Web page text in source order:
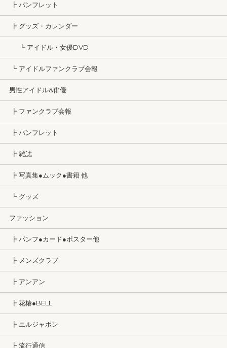
┣ パンフレット
┣ グッズ・カレンダー
┗ アイドル・女優DVD
┗ アイドルファンクラブ会報
男性アイドル&俳優
┣ ファンクラブ会報
┣ パンフレット
┣ 雑誌
┣ 写真集●ムック●書籍 他
┗ グッズ
ファッション
┣ パンフ●カード●ポスター他
┣ メンズクラブ
┣ アンアン
┣ 花椿●BELL
┣ エルジャポン
┣ 流行通信